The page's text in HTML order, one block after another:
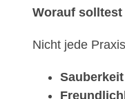
Worauf
Nicht jede